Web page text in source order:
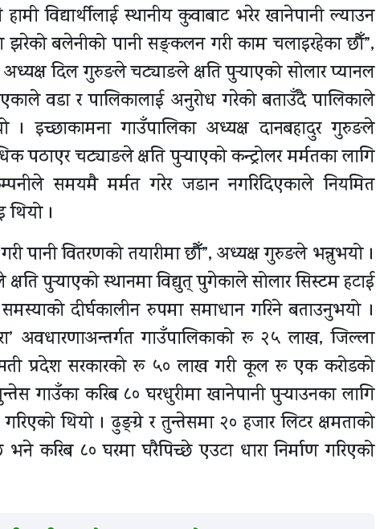
विद्यार्थीलाई स्थानीय कुवाबाट भरेर खानेपानी ल्याउन
झरेको बलेनीको पानी सङ्कलन गरी काम चलाइरहेका छौँ”,
दिल गुरुङले चट्याङले क्षति पुर्‍याएको सोलार प्यानल
वडा र पालिकालाई अनुरोध गरेको बताउँदै पालिकाले
। इच्छाकामना गाउँपालिका अध्यक्ष दानबहादुर गुरुङले
पठाएर चट्याङले क्षति पुर्‍याएको कन्ट्रोलर मर्मतका लागि
समयमै मर्मत गरेर जडान नगरिदिएकाले नियमित
।
पानी वितरणको तयारीमा छौँ”, अध्यक्ष गुरुङले भन्नुभयो ।
पुर्‍याएको स्थानमा विद्युत् पुगेकाले सोलार सिस्टम हटाई
दीर्घकालीन रुपमा समाधान गरिने बताउनुभयो ।
अवधारणाअन्तर्गत गाउँपालिकाको रू २५ लाख, जिल्ला
प्रदेश सरकारको रू ५० लाख गरी कूल रू एक करोडको
गाउँका करिब ८० घरधुरीमा खानेपानी पुर्‍याउनका लागि
थियो । ढुङ्ग्रे र तुन्तेसमा २० हजार लिटर क्षमताको
भने करिब ८० घरमा घरैपिच्छे एउटा धारा निर्माण गरिएको